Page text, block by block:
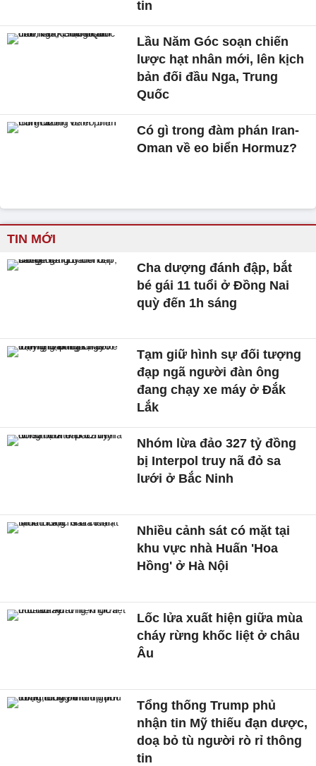
tin
Lầu Năm Góc soạn chiến
lược hạt nhân mới, lên kịch
bản đối đầu Nga, Trung
Quốc
Có gì trong đàm phán Iran-
Oman về eo biển Hormuz?
TIN MỚI
Cha dượng đánh đập, bắt
bé gái 11 tuổi ở Đồng Nai
quỳ đến 1h sáng
Tạm giữ hình sự đối tượng
đạp ngã người đàn ông
đang chạy xe máy ở Đắk
Lắk
Nhóm lừa đảo 327 tỷ đồng
bị Interpol truy nã đỏ sa
lưới ở Bắc Ninh
Nhiều cảnh sát có mặt tại
khu vực nhà Huấn 'Hoa
Hồng' ở Hà Nội
Lốc lửa xuất hiện giữa mùa
cháy rừng khốc liệt ở châu
Âu
Tổng thống Trump phủ
nhận tin Mỹ thiếu đạn dược,
doạ bỏ tù người rò rỉ thông
tin